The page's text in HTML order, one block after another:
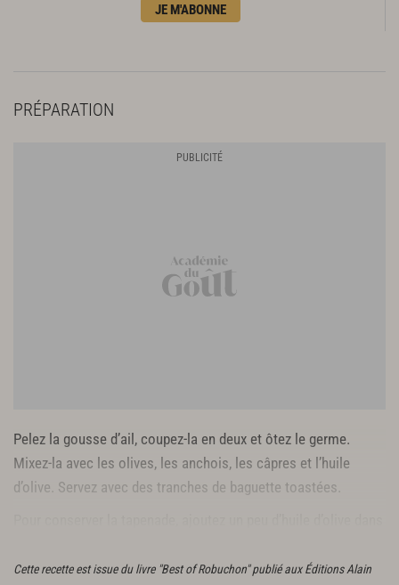
JE M'ABONNE
PRÉPARATION
Pelez la gousse d’ail, coupez-la en deux et ôtez le germe.
Mixez-la avec les olives, les anchois, les câpres et l’huile
d’olive. Servez avec des tranches de baguette toastées.
Cette recette est issue du livre "Best of Robuchon" publié aux Éditions Alain